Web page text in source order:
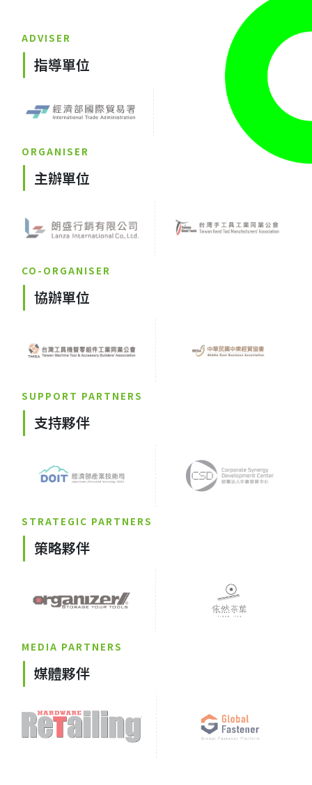
ADVISER
指導單位
ORGANISER
主辦單位
CO-ORGANISER
協辦單位
SUPPORT PARTNERS
支持夥伴
STRATEGIC PARTNERS
策略夥伴
MEDIA PARTNERS
媒體夥伴